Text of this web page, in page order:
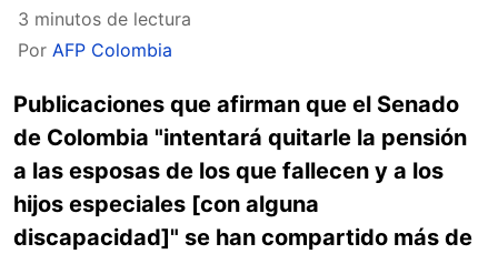
3 minutos de lectura
Por AFP Colombia
Publicaciones que afirman que el Senado
de Colombia "intentará quitarle la pensión
a las esposas de los que fallecen y a los
hijos especiales [con alguna
discapacidad]" se han compartido más de